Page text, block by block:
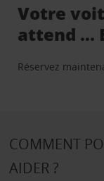
Votre
attend …
Réservez
COMMENT
AIDER ?